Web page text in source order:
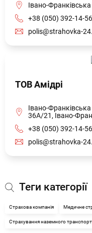
Івано-
+38 (050) 392-14-56
polis@strahovka-
ТОВ Амідрі
Івано-
36А/21, Івано-
+38 (050) 392-14-56
polis@strahovka-
Теги категорії
Страхова компанія Медичне
Страхування наземного